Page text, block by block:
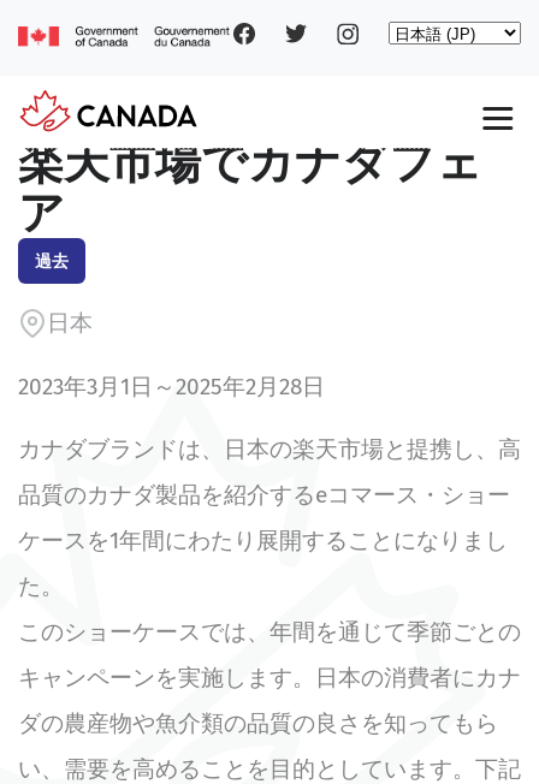
Social
Select
Main
navigation
楽天市場でカナダフェ
ア
過去
日本
2023年3月1日～2025年2月28日
カナダブランドは、日本の楽天市場と提携し、高
品質のカナダ製品を紹介するeコマース・ショー
ケースを1年間にわたり展開することになりまし
た。
このショーケースでは、年間を通じて季節ごとの
キャンペーンを実施します。日本の消費者にカナ
ダの農産物や魚介類の品質の良さを知ってもら
い、需要を高めることを目的としています。下記